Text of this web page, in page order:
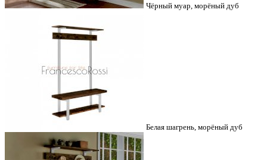
Чёрный муар, морёный дуб
Белая шагрень, морёный дуб